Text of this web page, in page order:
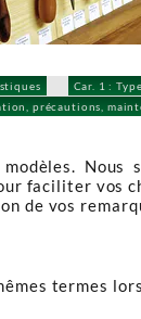
Car. 1 :
précautions,
faciliter vos
de vos
termes